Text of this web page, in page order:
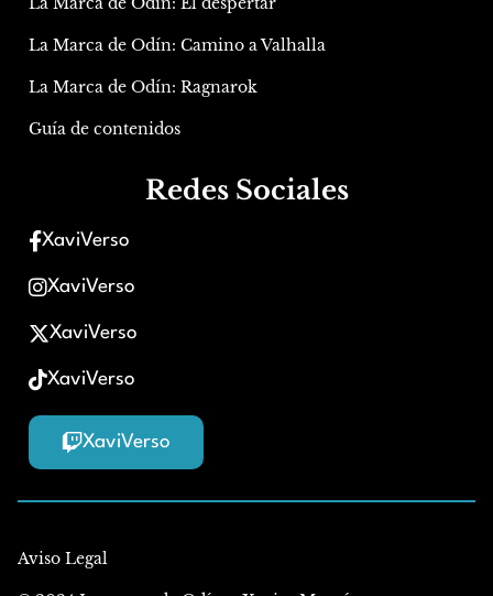
La Marca de Odín: Camino a Valhalla
La Marca de Odín: Ragnarok
Guía de contenidos
Redes Sociales
XaviVerso
XaviVerso
XaviVerso
XaviVerso
XaviVerso
Aviso Legal